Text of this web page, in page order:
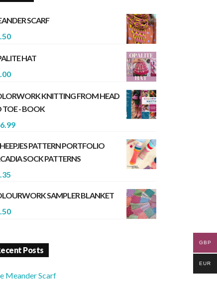
SCARF
HAT
KNITTING FROM HEAD
TOE - BOOK
PATTERN PORTFOLIO
SOCK PATTERNS
SAMPLER BLANKET
Posts
Meander Scarf
GBP
EUR